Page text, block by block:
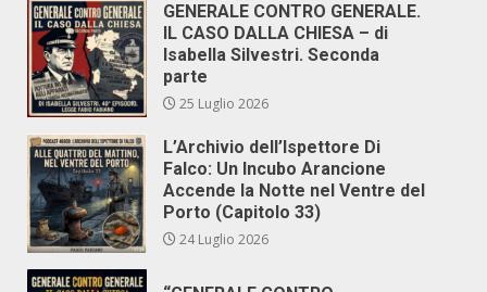
GENERALE CONTRO GENERALE.
IL CASO DALLA CHIESA – di
Isabella Silvestri. Seconda
parte
25 Luglio 2026
L’Archivio dell’Ispettore Di
Falco: Un Incubo Arancione
Accende la Notte nel Ventre del
Porto (Capitolo 33)
24 Luglio 2026